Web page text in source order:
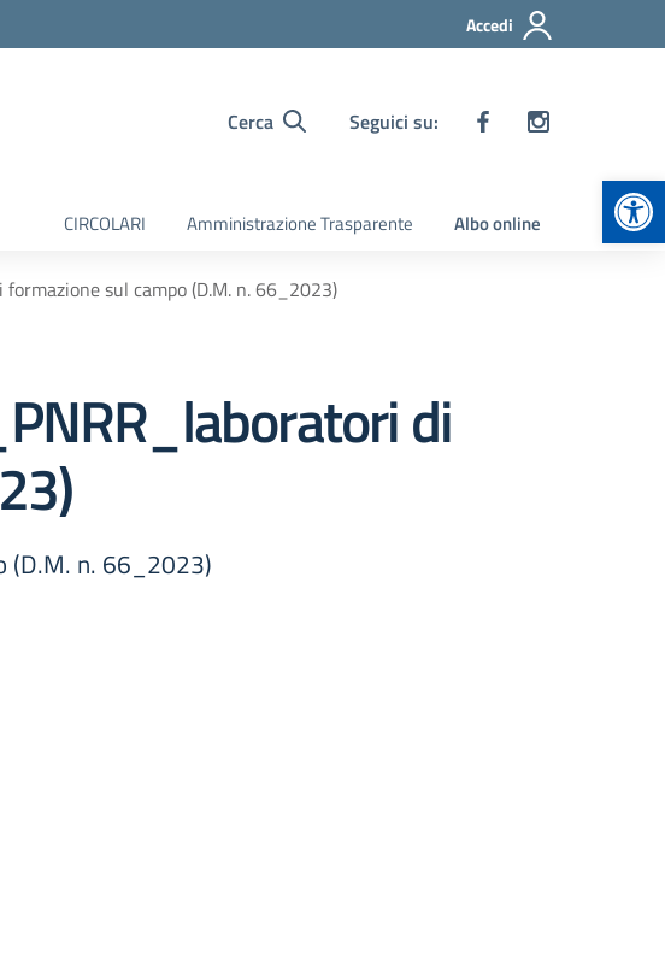
Accedi
Cerca Seguici su:
CIRCOLARI Amministrazione Trasparente Albo online
sul campo (D.M. n. 66_2023)
di
(D.M. n. 66_2023)